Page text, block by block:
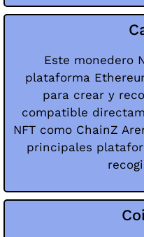
Este monedero
plataforma
para crear y
compatible
NFT como ChainZ
principales